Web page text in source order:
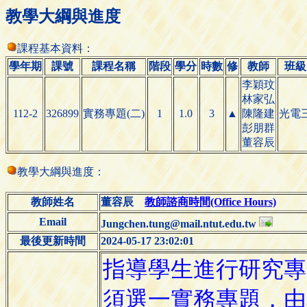
教學大綱與進度
課程基本資料：
學年期
課號 課程名稱 階段 學分 時數 修 教師 班級
112-2 326899 實務專題(二) 1 1.0 3 ▲
李穎玟
林家弘
陳隆建
彭朋群
董容辰
光電
教學大綱與進度：
教師姓名 董容辰教師諮商時間(Office Hours)
Email
Jungchen.tung@mail.ntut.edu.tw
最後更新時間
2024-05-17 23:02:01